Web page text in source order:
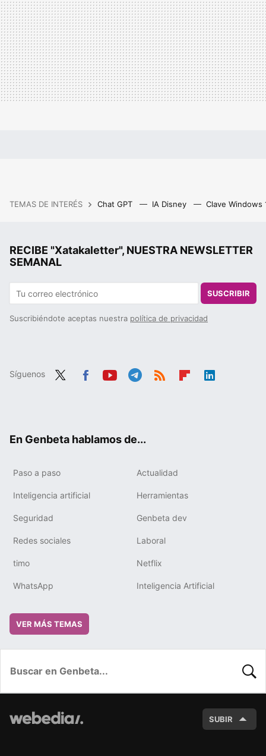
TEMAS DE INTERÉS Chat GPT IA Disney Clave Windows
RECIBE "Xatakaletter", NUESTRA NEWSLETTER
SEMANAL
SUSCRIBIR
Suscribiéndote aceptas nuestra política de privacidad
Síguenos
En Genbeta hablamos de...
Paso a paso Actualidad
Inteligencia artificial Herramientas
Seguridad Genbeta dev
Redes sociales Laboral
timo Netflix
WhatsApp Inteligencia Artificial
VER MÁS TEMAS
SUBIR